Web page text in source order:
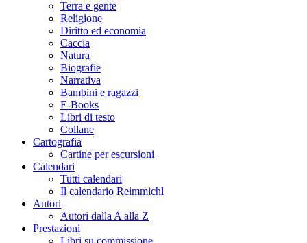
Terra e gente
Religione
Diritto ed economia
Caccia
Natura
Biografie
Narrativa
Bambini e ragazzi
E-Books
Libri di testo
Collane
Cartografia
Cartine per escursioni
Calendari
Tutti calendari
Il calendario Reimmichl
Autori
Autori dalla A alla Z
Prestazioni
Libri su commissione